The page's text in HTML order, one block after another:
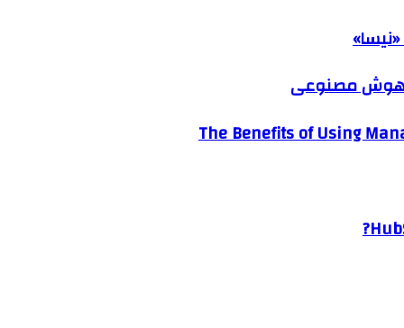
هوش مصنوعی
The Benefits of Using